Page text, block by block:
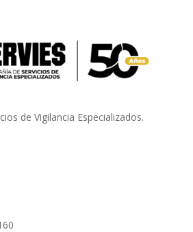
de Vigilancia Especializados.